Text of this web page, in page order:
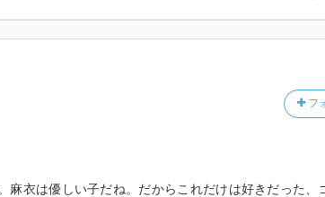
フ
麻衣は優しい子だね。だからこれだけは好きだった、